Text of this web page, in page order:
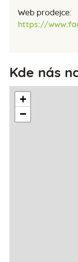
Web prodejce:
https://
Kde nás
+
−